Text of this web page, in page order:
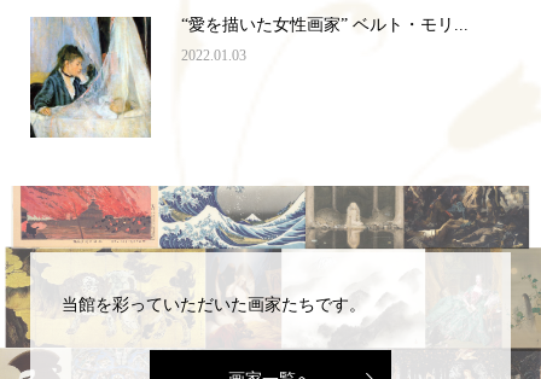
“愛を描いた女性画家” ベルト・モリ...
2022.01.03
当館を彩っていただいた画家たちです。